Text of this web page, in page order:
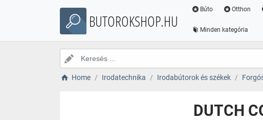
BUTOROKSHOP.HU
Búto Otthon
Minden kategória
Home Irodatechnika Irodabútorok és székek
DUTCH